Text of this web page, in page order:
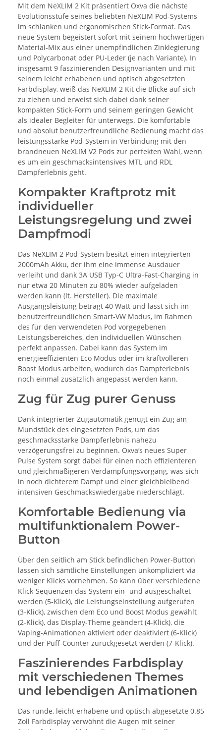
Mit dem NeXLIM 2 Kit präsentiert Oxva die nächste
Evolutionsstufe seines beliebten NeXLIM Pod-Systems
im schlanken und ergonomischen Stick-Format. Das
neue System begeistert sofort mit seinem hochwertigen
Material-Mix aus einer unempfindlichen Zinklegierung
und Polycarbonat oder PU-Leder (je nach Variante). In
insgesamt 9 faszinierenden Designvarianten und mit
seinem leicht erhabenen und optisch abgesetzten
Farbdisplay, weiß das NeXLIM 2 Kit die Blicke auf sich
zu ziehen und erweist sich dabei dank seiner
kompakten Stick-Form und seinem geringen Gewicht
als idealer Begleiter für unterwegs. Die komfortable
und absolut benutzerfreundliche Bedienung macht das
leistungsstarke Pod-System in Verbindung mit den
brandneuen NeXLIM V2 Pods zur perfekten Wahl, wenn
es um ein geschmacksintensives MTL und RDL
Dampferlebnis geht.
Kompakter Kraftprotz mit
individueller
Leistungsregelung und zwei
Dampfmodi
Das NeXLIM 2 Pod-System besitzt einen integrierten
2000mAh Akku, der ihm eine immense Ausdauer
verleiht und dank 3A USB Typ-C Ultra-Fast-Charging in
nur etwa 20 Minuten zu 80% wieder aufgeladen
werden kann (lt. Hersteller). Die maximale
Ausgangsleistung beträgt 40 Watt und lässt sich im
benutzerfreundlichen Smart-VW Modus, im Rahmen
des für den verwendeten Pod vorgegebenen
Leistungsbereiches, den individuellen Wünschen
perfekt anpassen. Dabei kann das System im
energieeffizienten Eco Modus oder im kraftvolleren
Boost Modus arbeiten, wodurch das Dampferlebnis
noch einmal zusätzlich angepasst werden kann.
Zug für Zug purer Genuss
Dank integrierter Zugautomatik genügt ein Zug am
Mundstück des eingesetzten Pods, um das
geschmacksstarke Dampferlebnis nahezu
verzögerungsfrei zu beginnen. Oxva‘s neues Super
Pulse System sorgt dabei für einen noch effizienteren
und gleichmäßigeren Verdampfungsvorgang, was sich
in noch dichterem Dampf und einer gleichbleibend
intensiven Geschmackswiedergabe niederschlägt.
Komfortable Bedienung via
multifunktionalem Power-
Button
Über den seitlich am Stick befindlichen Power-Button
lassen sich sämtliche Einstellungen unkompliziert via
weniger Klicks vornehmen. So kann über verschiedene
Klick-Sequenzen das System ein- und ausgeschaltet
werden (5-Klick), die Leistungseinstellung aufgerufen
(3-Klick), zwischen dem Eco und Boost Modus gewählt
(2-Klick), das Display-Theme geändert (4-Klick), die
Vaping-Animationen aktiviert oder deaktiviert (6-Klick)
und der Puff-Counter zurückgesetzt werden (7-Klick).
Faszinierendes Farbdisplay
mit verschiedenen Themes
und lebendigen Animationen
Das runde, leicht erhabene und optisch abgesetzte 0.85
Zoll Farbdisplay verwöhnt die Augen mit seiner